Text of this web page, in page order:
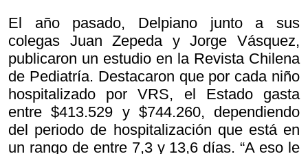
El año pasado, Delpiano junto a sus
colegas Juan Zepeda y Jorge Vásquez,
publicaron un estudio en la Revista Chilena
de Pediatría. Destacaron que por cada niño
hospitalizado por VRS, el Estado gasta
entre $413.529 y $744.260, dependiendo
del periodo de hospitalización que está en
un rango de entre 7,3 y 13,6 días. “A eso le